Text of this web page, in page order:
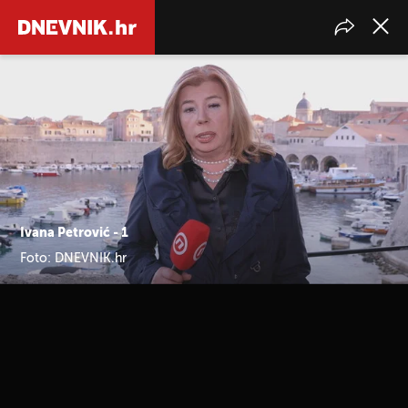
Ivana Petrović - 1
Foto: DNEVNIK.hr